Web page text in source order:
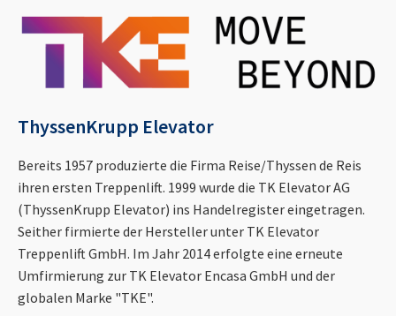
ThyssenKrupp Elevator
Bereits 1957 produzierte die Firma Reise/Thyssen de Reis
ihren ersten Treppenlift. 1999 wurde die TK Elevator AG
(ThyssenKrupp Elevator) ins Handelregister eingetragen.
Seither firmierte der Hersteller unter TK Elevator
Treppenlift GmbH. Im Jahr 2014 erfolgte eine erneute
Umfirmierung zur TK Elevator Encasa GmbH und der
globalen Marke "TKE".